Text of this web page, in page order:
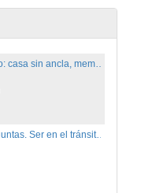
Ser en el tránsito: casa sin ancla, memoria nómade